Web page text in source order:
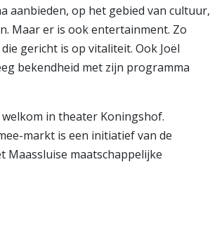
aanbieden, op het gebied van cultuur,
Maar er is ook entertainment. Zo
gericht is op vitaliteit. Ook Joël
bekendheid met zijn programma
in theater Koningshof.
markt is een initiatief van de
Maassluise maatschappelijke